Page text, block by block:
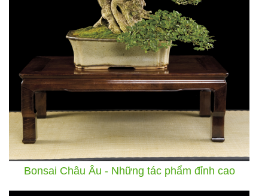
Bonsai Châu Âu - Những tác phẩm đỉnh cao